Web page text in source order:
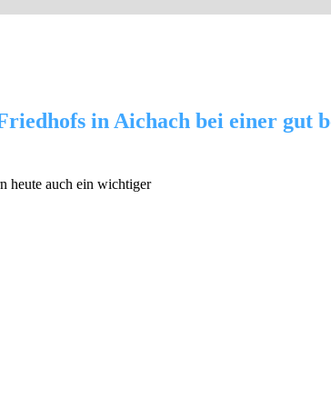
in Aichach bei einer gut
heute auch ein wichtiger